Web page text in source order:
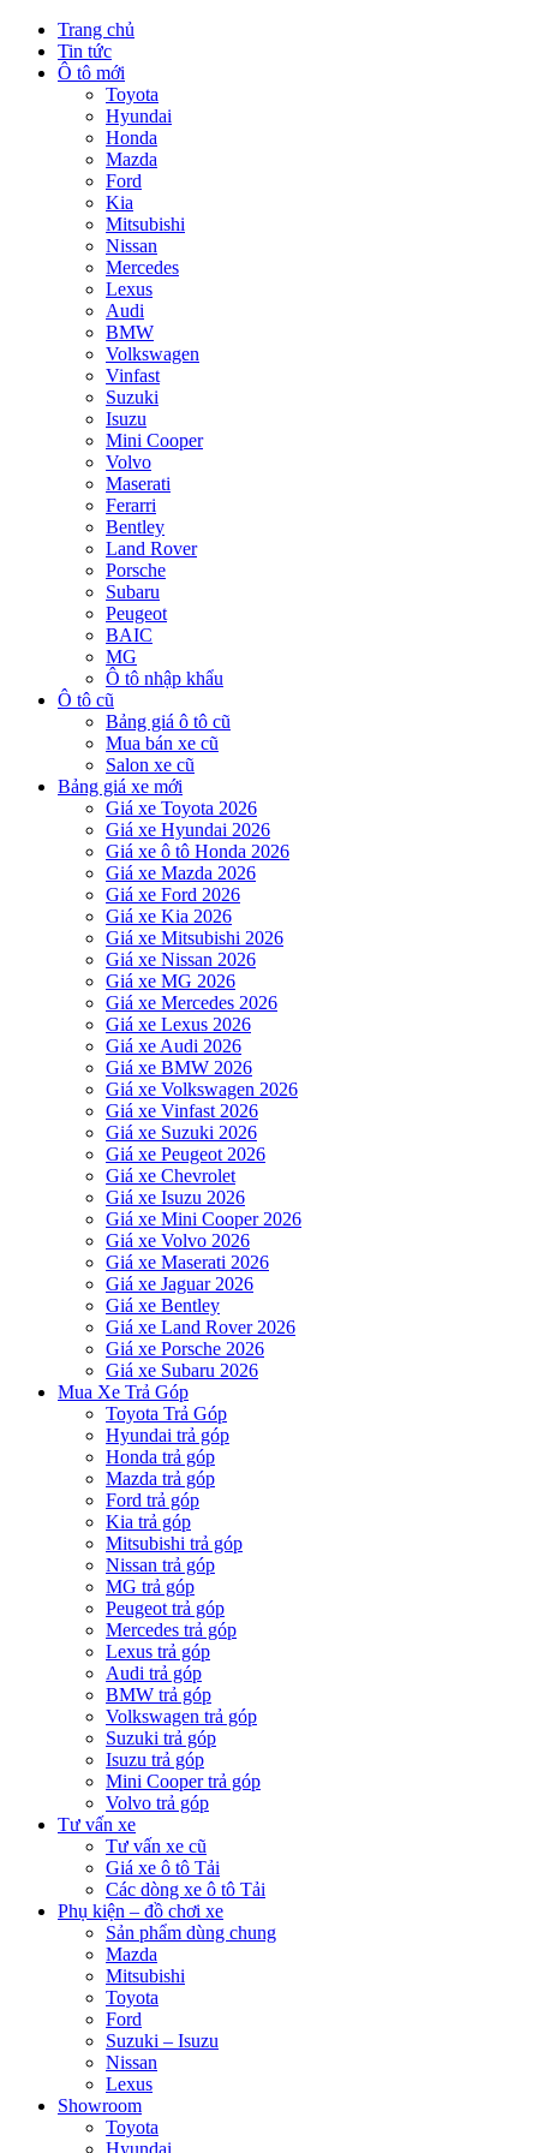
Trang chủ
Tin tức
Ô tô mới
Toyota
Hyundai
Honda
Mazda
Ford
Kia
Mitsubishi
Nissan
Mercedes
Lexus
Audi
BMW
Volkswagen
Vinfast
Suzuki
Isuzu
Mini Cooper
Volvo
Maserati
Ferarri
Bentley
Land Rover
Porsche
Subaru
Peugeot
BAIC
MG
Ô tô nhập khẩu
Ô tô cũ
Bảng giá ô tô cũ
Mua bán xe cũ
Salon xe cũ
Bảng giá xe mới
Giá xe Toyota 2026
Giá xe Hyundai 2026
Giá xe ô tô Honda 2026
Giá xe Mazda 2026
Giá xe Ford 2026
Giá xe Kia 2026
Giá xe Mitsubishi 2026
Giá xe Nissan 2026
Giá xe MG 2026
Giá xe Mercedes 2026
Giá xe Lexus 2026
Giá xe Audi 2026
Giá xe BMW 2026
Giá xe Volkswagen 2026
Giá xe Vinfast 2026
Giá xe Suzuki 2026
Giá xe Peugeot 2026
Giá xe Chevrolet
Giá xe Isuzu 2026
Giá xe Mini Cooper 2026
Giá xe Volvo 2026
Giá xe Maserati 2026
Giá xe Jaguar 2026
Giá xe Bentley
Giá xe Land Rover 2026
Giá xe Porsche 2026
Giá xe Subaru 2026
Mua Xe Trả Góp
Toyota Trả Góp
Hyundai trả góp
Honda trả góp
Mazda trả góp
Ford trả góp
Kia trả góp
Mitsubishi trả góp
Nissan trả góp
MG trả góp
Peugeot trả góp
Mercedes trả góp
Lexus trả góp
Audi trả góp
BMW trả góp
Volkswagen trả góp
Suzuki trả góp
Isuzu trả góp
Mini Cooper trả góp
Volvo trả góp
Tư vấn xe
Tư vấn xe cũ
Giá xe ô tô Tải
Các dòng xe ô tô Tải
Phụ kiện – đồ chơi xe
Sản phẩm dùng chung
Mazda
Mitsubishi
Toyota
Ford
Suzuki – Isuzu
Nissan
Lexus
Showroom
Toyota
Hyundai